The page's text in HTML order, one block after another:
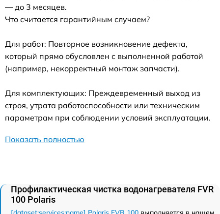
— до 3 месяцев.
Что считается гарантийным случаем?
Для работ: Повторное возникновение дефекта,
который прямо обусловлен с выполненной работой
(например, некорректный монтаж запчасти).
Для комплектующих: Преждевременный выход из
строя, утрата работоспособности или техническим
параметрам при соблюдении условий эксплуатации.
Показать полностью
Профилактическая чистка водонагревателя FVR
100 Polaris